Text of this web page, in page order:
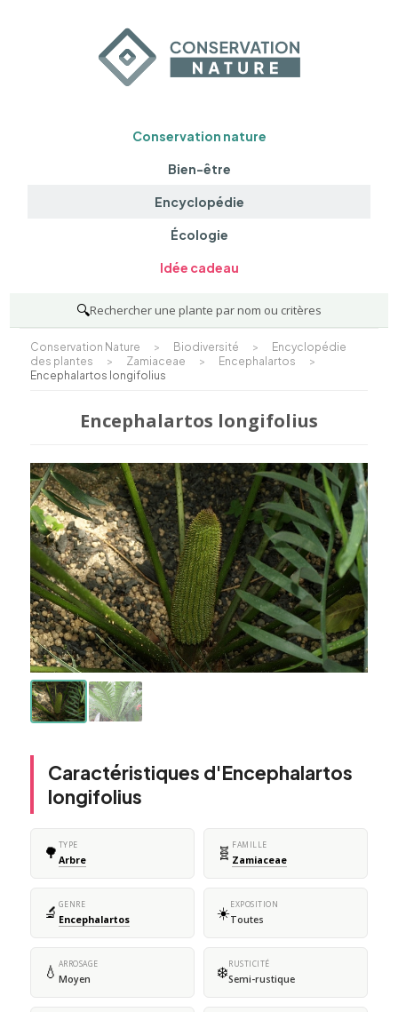
Conservation nature
Bien-être
Encyclopédie
Écologie
Idée cadeau
🔍Rechercher une plante par nom ou critères
Conservation Nature > Biodiversité >
Encyclopédie
des plantes
> Zamiaceae > Encephalartos
>
Encephalartos longifolius
Encephalartos longifolius
Caractéristiques d'Encephalartos
longifolius
🌳 TYPE
Arbre 🧬 FAMILLE
Zamiaceae
🔬 GENRE
Encephalartos ☀️EXPOSITION
Toutes
💧 ARROSAGE
Moyen ❄️RUSTICITÉ
Semi-rustique